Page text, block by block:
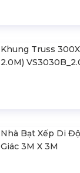
Khung Truss
2.0M)
Nhà Bạt Xếp Di
Giác 3M X 3M